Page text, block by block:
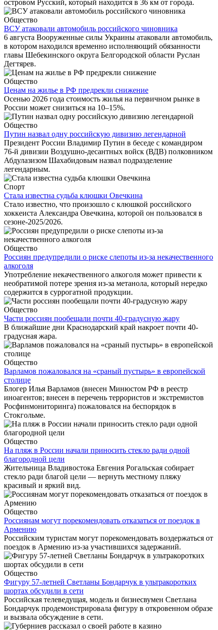
островом Русский, который находится в 36 км от города.
Общество
ВСУ атаковали автомобиль российского чиновника
6 августа Вооруженные силы Украины атаковали автомобиль,
в котором находился временно исполняющий обязанности
главы Шебекинского округа Белгородской области Руслан
Дегтярев.
Общество
Ценам на жилье в РФ предрекли снижение
Осенью 2026 года стоимость жилья на первичном рынке в
России может снизиться на 10–15%.
Общество
Путин назвал одну российскую дивизию легендарной
Президент России Владимир Путин в беседе с командиром
76-й дивизии Воздушно-десантных войск (ВДВ) полковником
Абдулазизом Шахабидовым назвал подразделение
легендарным.
Спорт
Стала известна судьба клюшки Овечкина
Стало известно, что произошло с клюшкой российского
хоккеиста Александра Овечкина, которой он пользовался в
сезоне-2025/2026.
Общество
Россиян предупредили о риске слепоты из-за некачественного
алкоголя
Употребление некачественного алкоголя может привести к
необратимой потере зрения из-за метанола, который нередко
содержится в суррогатной продукции.
Общество
Части россиян пообещали почти 40-градусную жару
В ближайшие дни Краснодарский край накроет почти 40-
градусная жара.
Общество
Варламов пожаловался на «сраный пустырь» в европейской
столице
Блогер Илья Варламов (внесен Минюстом РФ в реестр
иноагентов; внесен в перечень террористов и экстремистов
Росфинмониторинга) пожаловался на беспорядок в
Стокгольме.
Общество
На пляж в России начали приносить стекло ради одной
благородной цели
Жительница Владивостока Евгения Рогальская собирает
стекло ради благой цели — вернуть местному пляжу
красивый и яркий вид.
Общество
Россиянам могут порекомендовать отказаться от поездок в
Армению
Российским туристам могут порекомендовать воздержаться от
поездок в Армению из-за участившихся задержаний.
Общество
Фигуру 57-летней Светланы Бондарчук в ультракоротких
шортах обсудили в сети
Российская телеведущая, модель и бизнесвумен Светлана
Бондарчук продемонстрировала фигуру в откровенном образе
и вызвала обсуждение в сети.